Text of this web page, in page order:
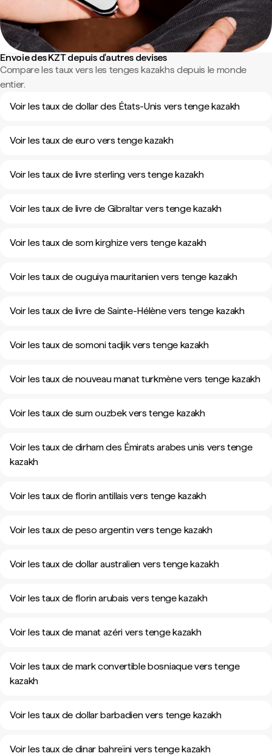
Envoie des KZT depuis d'autres devises
Compare les taux vers les tenges kazakhs depuis le monde
entier.
Voir les taux de dollar des États-Unis vers tenge kazakh
Voir les taux de euro vers tenge kazakh
Voir les taux de livre sterling vers tenge kazakh
Voir les taux de livre de Gibraltar vers tenge kazakh
Voir les taux de som kirghize vers tenge kazakh
Voir les taux de ouguiya mauritanien vers tenge kazakh
Voir les taux de livre de Sainte-Hélène vers tenge kazakh
Voir les taux de somoni tadjik vers tenge kazakh
Voir les taux de nouveau manat turkmène vers tenge kazakh
Voir les taux de sum ouzbek vers tenge kazakh
Voir les taux de dirham des Émirats arabes unis vers tenge
kazakh
Voir les taux de florin antillais vers tenge kazakh
Voir les taux de peso argentin vers tenge kazakh
Voir les taux de dollar australien vers tenge kazakh
Voir les taux de florin arubais vers tenge kazakh
Voir les taux de manat azéri vers tenge kazakh
Voir les taux de mark convertible bosniaque vers tenge
kazakh
Voir les taux de dollar barbadien vers tenge kazakh
Voir les taux de dinar bahreïni vers tenge kazakh